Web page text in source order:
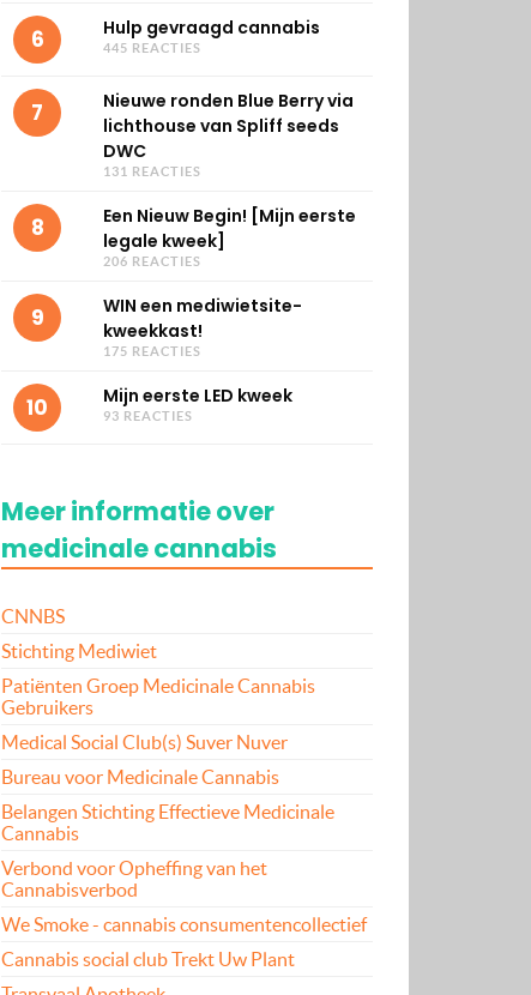
6 Hulp gevraagd cannabis
445 REACTIES
7
Nieuwe ronden Blue Berry via
lichthouse van Spliff seeds
DWC
131 REACTIES
8
Een Nieuw Begin! [Mijn eerste
legale kweek]
206 REACTIES
9
WIN een mediwietsite-
kweekkast!
175 REACTIES
10 Mijn eerste LED kweek
93 REACTIES
Meer informatie over
medicinale cannabis
CNNBS
Stichting Mediwiet
Patiënten Groep Medicinale Cannabis
Gebruikers
Medical Social Club(s) Suver Nuver
Bureau voor Medicinale Cannabis
Belangen Stichting Effectieve Medicinale
Cannabis
Verbond voor Opheffing van het
Cannabisverbod
We Smoke - cannabis consumentencollectief
Cannabis social club Trekt Uw Plant